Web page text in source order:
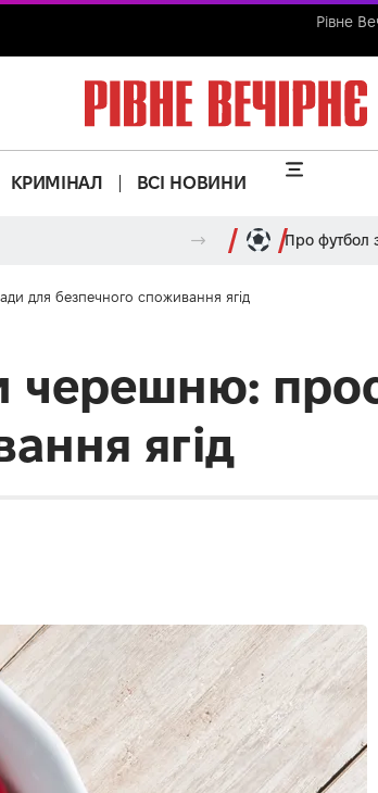
Рівне
КРИМІНАЛ ВСІ НОВИНИ
Про футбол
для безпечного споживання ягід
черешню:
ягід